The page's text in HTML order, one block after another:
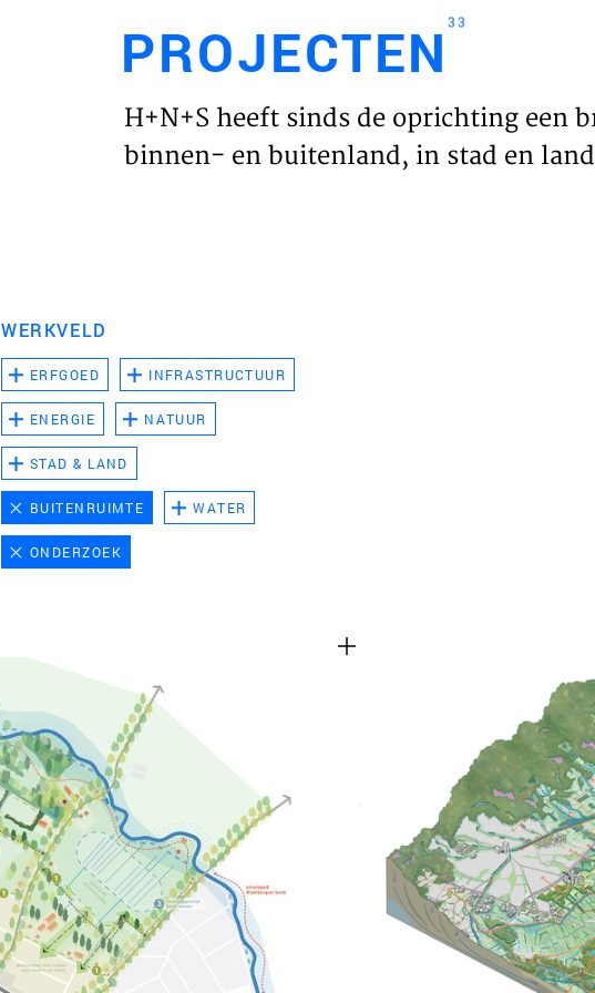
HOME
PROJECTEN33
H+N+S heeft sinds de oprichting een
binnen- en buitenland, in stad en
WERKVELD
ERFGOED INFRASTRUCTUUR
ENERGIE NATUUR
STAD & LAND
BUITENRUIMTE WATER
ONDERZOEK